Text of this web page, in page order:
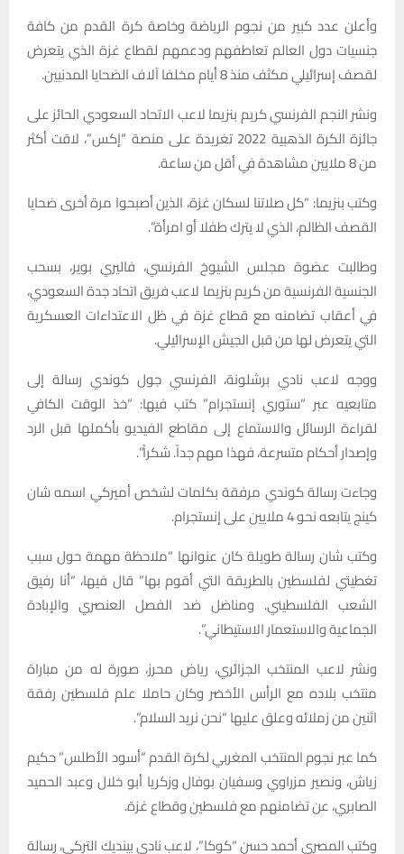
وأعلن عدد كبير من نجوم الرياضة وخاصة كرة القدم من كافة
جنسيات دول العالم تعاطفهم ودعمهم لقطاع غزة الذي يتعرض
لقصف إسرائيلي مكثف منذ 8 أيام مخلفا آلاف الضحايا المدنيين.
ونشر النجم الفرنسي كريم بنزيما لاعب الاتحاد السعودي الحائز على
جائزة الكرة الذهبية 2022 تغريدة على منصة “إكس”، لاقت أكثر
من 8 ملايين مشاهدة في أقل من ساعة.
وكتب بنزيما: “كل صلاتنا لسكان غزة، الذين أصبحوا مرة أخرى ضحايا
القصف الظالم، الذي لا يترك طفلا أو امرأة”.
وطالبت عضوة مجلس الشيوخ الفرنسي، فاليري بوير، بسحب
الجنسية الفرنسية من كريم بنزيما لاعب فريق اتحاد جدة السعودي،
في أعقاب تضامنه مع قطاع غزة في ظل الاعتداءات العسكرية
التي يتعرض لها من قبل الجيش الإسرائيلي.
ووجه لاعب نادي برشلونة، الفرنسي جول كوندي رسالة إلى
متابعيه عبر “ستوري إنستجرام” كتب فيها: “خذ الوقت الكافي
لقراءة الرسائل والاستماع إلى مقاطع الفيديو بأكملها قبل الرد
وإصدار أحكام متسرعة، فهذا مهم جداً. شكراً”.
وجاءت رسالة كوندي مرفقة بكلمات لشخص أميركي اسمه شان
كينج يتابعه نحو 4 ملايين على إنستجرام.
وكتب شان رسالة طويلة كان عنوانها “ملاحظة مهمة حول سبب
تغطيتي لفلسطين بالطريقة التي أقوم بها” قال فيها، “أنا رفيق
الشعب الفلسطيني. ومناضل ضد الفصل العنصري والإبادة
الجماعية والاستعمار الاستيطاني”.
ونشر لاعب المنتخب الجزائري، رياض محرز، صورة له من مباراة
منتخب بلاده مع الرأس الأخضر وكان حاملا علم فلسطين رفقة
اثنين من زملائه وعلق عليها “نحن نريد السلام”.
كما عبر نجوم المنتخب المغربي لكرة القدم “أسود الأطلس” حكيم
زياش، ونصير مزراوي وسفيان بوفال وزكريا أبو خلال وعبد الحميد
الصابري، عن تضامنهم مع فلسطين وقطاع غزة.
وكتب المصري أحمد حسن “كوكا”، لاعب نادي بينديك التركي، رسالة